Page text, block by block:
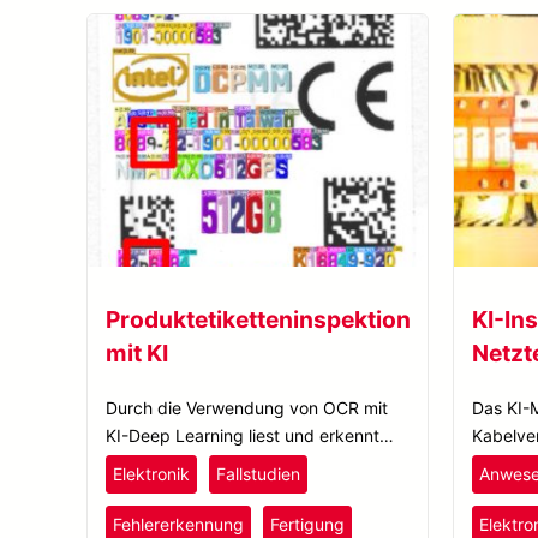
Produktetiketteninspektion
mit KI
Durch die Verwendung von OCR mit
KI-Deep Learning liest und erkennt
SolVision verschiedene Text- und
Zahlenfehler auf gedruckten Etiketten
und verbessert die Inspektion von
Elektronik Fallstudien
Fehlererkennung Fertigung
KI-
Das KI-